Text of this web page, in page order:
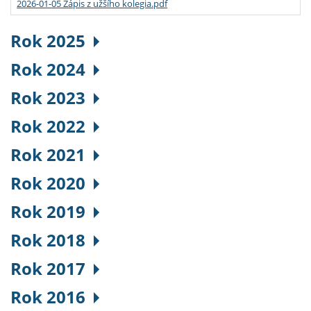
2026-01-05 Zápis z užšího kolegia.pdf
Rok 2025
Rok 2024
Rok 2023
Rok 2022
Rok 2021
Rok 2020
Rok 2019
Rok 2018
Rok 2017
Rok 2016